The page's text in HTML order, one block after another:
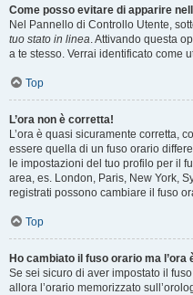
Come posso evitare di apparire
Nel Pannello di Controllo Utente,
tuo stato in linea. Attivando questa
a te stesso. Verrai identificato come
Top
L’ora non è corretta!
L’ora è quasi sicuramente corretta,
essere quella di un fuso orario
le impostazioni del tuo profilo per il
area, es. London, Paris, New York,
registrati possono cambiare il fuso
Top
Ho cambiato il fuso orario ma l’ora
Se sei sicuro di aver impostato il
allora l’orario memorizzato